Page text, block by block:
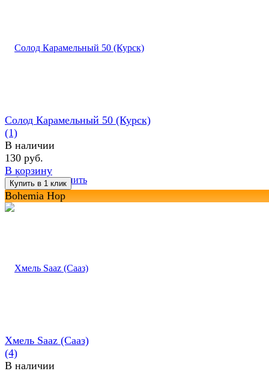
избранное сравнить
Солод Карамельный 50 (Курск)
(1)
В наличии
130 руб.
В корзину
Bohemia Hop
Хмель Saaz (Сааз)
(4)
В наличии